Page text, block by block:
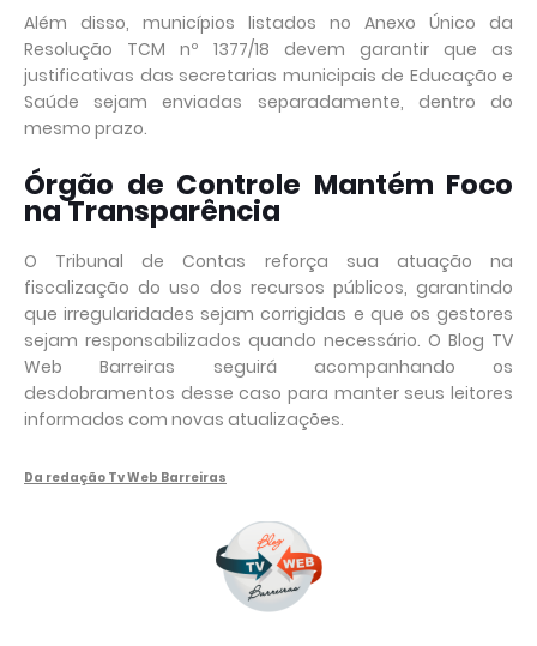
Além disso, municípios listados no Anexo Único da
Resolução TCM nº 1377/18 devem garantir que as
justificativas das secretarias municipais de Educação e
Saúde sejam enviadas separadamente, dentro do
mesmo prazo.
Órgão de Controle Mantém Foco
na Transparência
O Tribunal de Contas reforça sua atuação na
fiscalização do uso dos recursos públicos, garantindo
que irregularidades sejam corrigidas e que os gestores
sejam responsabilizados quando necessário. O Blog TV
Web Barreiras seguirá acompanhando os
desdobramentos desse caso para manter seus leitores
informados com novas atualizações.
Da redação Tv Web Barreiras